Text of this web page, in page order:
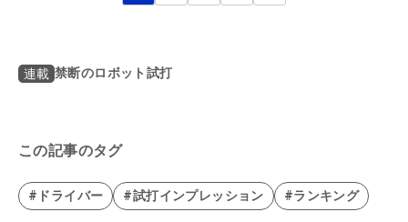
連載 禁断のロボット試打
この記事のタグ
#ドライバー #試打インプレッション #ランキング